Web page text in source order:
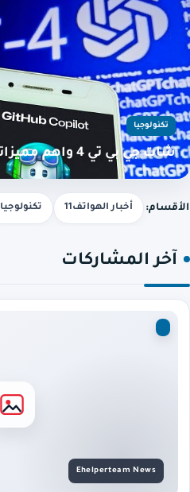
تكنولوجيا
شات جي بي تي 4 واهم مميزاتها وسعرها
الأقسام: أخبار الهواتف11 تكنولوجيا11
آخر المشاركات